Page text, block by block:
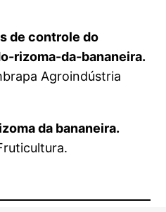
de controle do
rizoma-da-bananeira.
Agroindústria
da bananeira.